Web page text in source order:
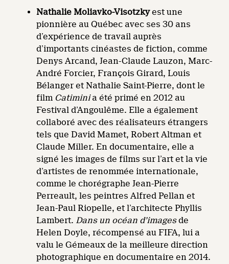
Nathalie Moliavko-Visotzkyest une
pionnière au Québec avec ses 30 ans
d’expérience de travail auprès
d’importants cinéastes de fiction, comme
Denys Arcand, Jean-Claude Lauzon, Marc-
André Forcier, François Girard, Louis
Bélanger et Nathalie Saint-Pierre, dont le
film Catiminia été primé en 2012 au
Festival d’Angoulême. Elle a également
collaboré avec des réalisateurs étrangers
tels que David Mamet, Robert Altman et
Claude Miller. En documentaire, elle a
signé les images de films sur l’art et la vie
d’artistes de renommée internationale,
comme le chorégraphe Jean-Pierre
Perreault, les peintres Alfred Pellan et
Jean-Paul Riopelle, et l’architecte Phyllis
Lambert. Dans un océan d’imagesde
Helen Doyle, récompensé au FIFA, lui a
valu le Gémeaux de la meilleure direction
photographique en documentaire en 2014.